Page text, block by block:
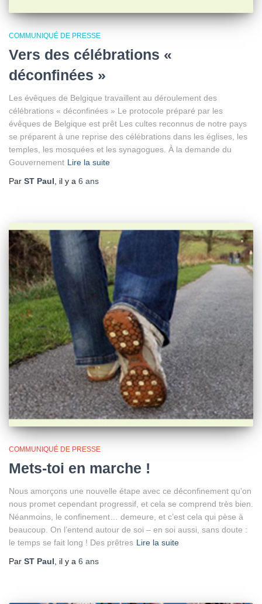
COMMUNIQUÉ DE PRESSE
Vers des célébrations «
déconfinées »
Les évêques de Belgique travaillent au déroulement des
célébrations « déconfinées » Le protocole préparé par les
évêques de Belgique est prêt Les cultes reconnus de notre pays
se préparent à une reprise des célébrations dans les églises, les
temples, les mosquées et les synagogues. À la demande du
Gouvernement Lire la suite
Par ST Paul , il y a 6 ans
COMMUNIQUÉ DE PRESSE
Mets-toi en marche !
Nous amorçons une nouvelle étape avec ce déconfinement qu’on
nous promet cependant progressif, et cela se comprend très bien.
Néanmoins, le confinement… demeure, et c’est cela qui pèse à
beaucoup. On l’entend autour de soi – en soi aussi, sans doute :
le temps se fait long ! Des prêtres Lire la suite
Par ST Paul , il y a 6 ans